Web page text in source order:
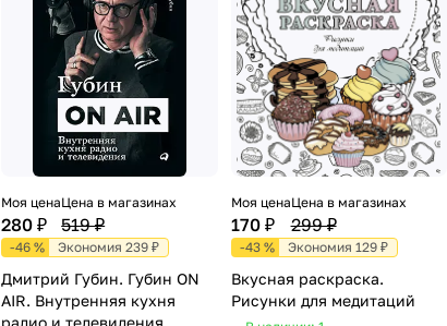
Моя цена
280 ₽
Цена в магазинах
519 ₽
-46 % Экономия 239 ₽
Дмитрий Губин. Губин ON
AIR. Внутренняя кухня
Моя цена
170 ₽
Цена в магазинах
299 ₽
-43 % Экономия 129 ₽
Вкусная раскраска.
Рисунки для медитаций